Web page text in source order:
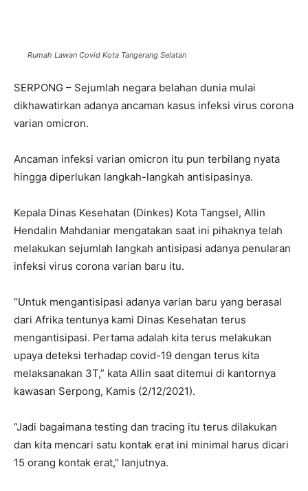
Rumah Lawan Covid Kota Tangerang Selatan
SERPONG – Sejumlah negara belahan dunia mulai
dikhawatirkan adanya ancaman kasus infeksi virus corona
varian omicron.
Ancaman infeksi varian omicron itu pun terbilang nyata
hingga diperlukan langkah-langkah antisipasinya.
Kepala Dinas Kesehatan (Dinkes) Kota Tangsel, Allin
Hendalin Mahdaniar mengatakan saat ini pihaknya telah
melakukan sejumlah langkah antisipasi adanya penularan
infeksi virus corona varian baru itu.
“Untuk mengantisipasi adanya varian baru yang berasal
dari Afrika tentunya kami Dinas Kesehatan terus
mengantisipasi. Pertama adalah kita terus melakukan
upaya deteksi terhadap covid-19 dengan terus kita
melaksanakan 3T,” kata Allin saat ditemui di kantornya
kawasan Serpong, Kamis (2/12/2021).
“Jadi bagaimana testing dan tracing itu terus dilakukan
dan kita mencari satu kontak erat ini minimal harus dicari
15 orang kontak erat,” lanjutnya.